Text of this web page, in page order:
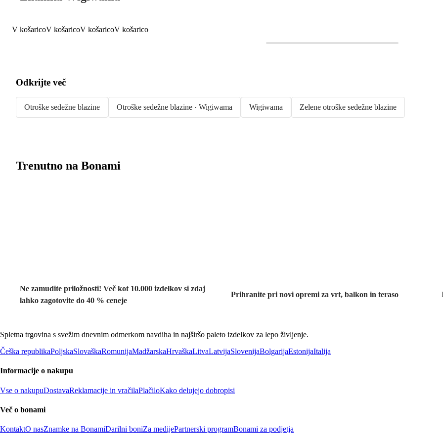
V košaricoV košaricoV košaricoV košarico
Odkrijte več
Otroške sedežne blazine Otroške sedežne blazine · Wigiwama Wigiwama Zelene otroške sedežne blazine
Trenutno na Bonami
Ne zamudite priložnosti! Več kot 10.000 izdelkov si zdaj
lahko zagotovite do 40 % ceneje
Prihranite pri novi opremi za vrt, balkon in teraso
Spletna trgovina s svežim dnevnim odmerkom navdiha in najširšo paleto izdelkov za lepo življenje.
Češka republikaPoljskaSlovaškaRomunijaMadžarskaHrvaškaLitvaLatvijaSlovenijaBolgarijaEstonijaItalija
Informacije o nakupu
Vse o nakupuDostavaReklamacije in vračilaPlačiloKako delujejo dobropisi
Več o bonami
KontaktO nasZnamke na BonamiDarilni boniZa medijePartnerski programBonami za podjetja